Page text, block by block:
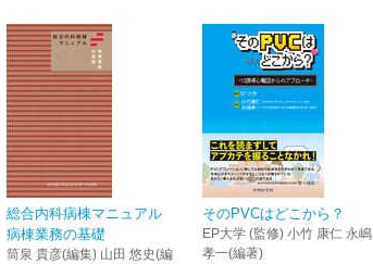
総合内科病棟マニュアル
病棟業務の基礎
筒泉 貴彦(編集) 山田 悠史(編
そのPVCはどこから？
EP大学 (監修) 小竹 康仁 永嶋
孝一(編著)